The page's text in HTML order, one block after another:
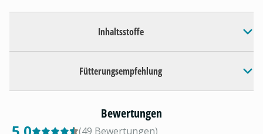
Inhaltsstoffe
Fütterungsempfehlung
Bewertungen
(49 Bewertungen)